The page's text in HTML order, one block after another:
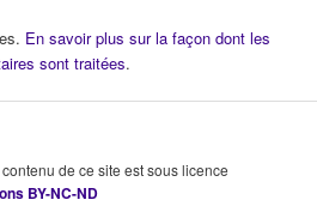
En savoir plus sur la façon dont les
sont traitées.
de ce site est sous licence
BY-NC-ND